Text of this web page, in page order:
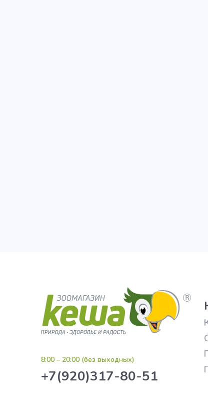
8:00 – 20:00 (без выходных)
+7(920)317-80-51